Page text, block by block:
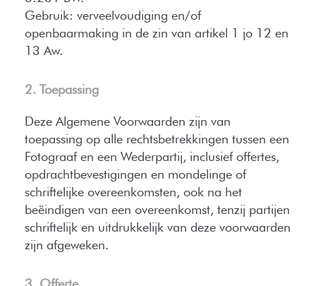
Gebruik: verveelvoudiging en/of
openbaarmaking in de zin van artikel 1 jo 12 en
13 Aw.
2. Toepassing
Deze Algemene Voorwaarden zijn van
toepassing op alle rechtsbetrekkingen tussen een
Fotograaf en een Wederpartij, inclusief offertes,
opdrachtbevestigingen en mondelinge of
schriftelijke overeenkomsten, ook na het
beëindigen van een overeenkomst, tenzij partijen
schriftelijk en uitdrukkelijk van deze voorwaarden
zijn afgeweken.
3. Offerte